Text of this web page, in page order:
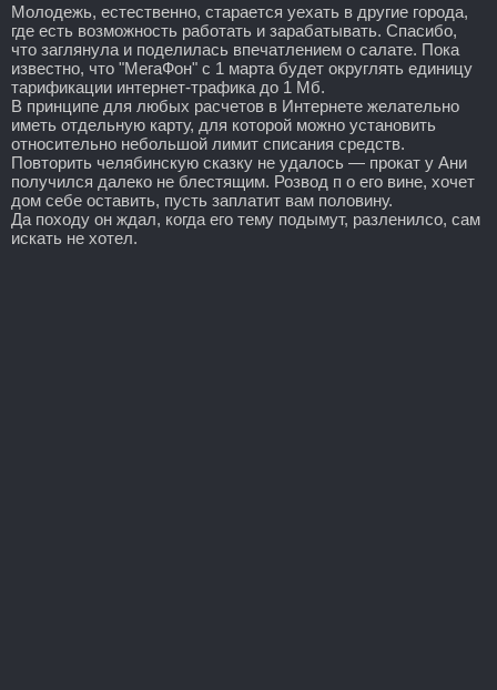
Молодежь, естественно, старается уехать в другие города,
где есть возможность работать и зарабатывать. Спасибо,
что заглянула и поделилась впечатлением о салате. Пока
известно, что "МегаФон" с 1 марта будет округлять единицу
тарификации интернет-трафика до 1 Мб.
В принципе для любых расчетов в Интернете желательно
иметь отдельную карту, для которой можно установить
относительно небольшой лимит списания средств.
Повторить челябинскую сказку не удалось — прокат у Ани
получился далеко не блестящим. Розвод п о его вине, хочет
дом себе оставить, пусть заплатит вам половину.
Да походу он ждал, когда его тему подымут, разленилсо, сам
искать не хотел.